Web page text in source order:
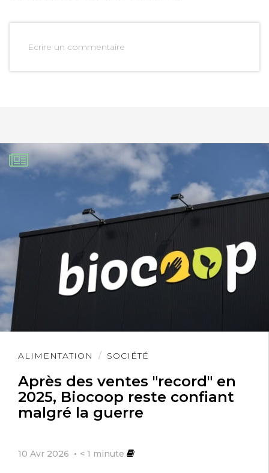
Ecrire un commentaire
ALIMENTATION SOCIÉTÉ
Après des ventes "record" en
2025, Biocoop reste confiant
malgré la guerre
10 Avr 2026 < 1 minute
Lire